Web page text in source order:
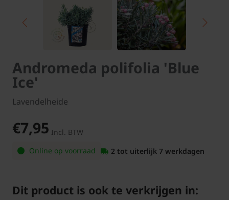
Andromeda polifolia 'Blue
Ice'
Lavendelheide
€7,95 Incl. BTW
Online op voorraad
2 tot uiterlijk 7 werkdagen
Dit product is ook te verkrijgen in: